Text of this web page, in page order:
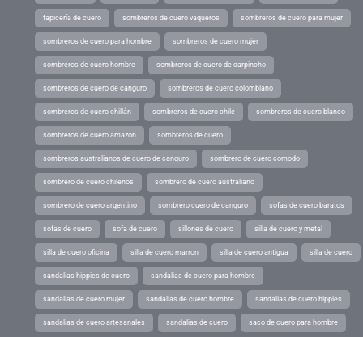
tapicería de cuero sombreros de cuero vaqueros sombreros de cuero para mujer
sombreros de cuero para hombre sombreros de cuero mujer
sombreros de cuero hombre sombreros de cuero de carpincho
sombreros de cuero de canguro sombreros de cuero colombiano
sombreros de cuero chillán sombreros de cuero chile sombreros de cuero blanco
sombreros de cuero amazon sombreros de cuero
sombreros australianos de cuero de canguro sombrero de cuero comodo
sombrero de cuero chilenos sombrero de cuero australiano
sombrero de cuero argentino sombrero cuero de canguro sofas de cuero baratos
sofas de cuero sofa de cuero sillones de cuero silla de cuero y metal
silla de cuero oficina silla de cuero marron silla de cuero antigua silla de cuero
sandalias hippies de cuero sandalias de cuero para hombre
sandalias de cuero mujer sandalias de cuero hombre sandalias de cuero hippies
sandalias de cuero artesanales sandalias de cuero saco de cuero para hombre